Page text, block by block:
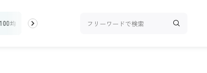
100均・雑貨 料理レシピ 話題